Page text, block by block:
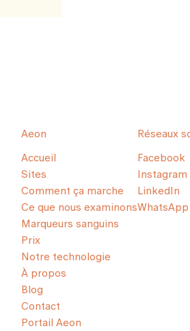
Aeon
Accueil
Sites
Comment ça marche
Ce que nous examinons
Marqueurs sanguins
Prix
Notre technologie
À propos
Blog
Contact
Portail Aeon
Réseaux
Facebook
Instagram
LinkedIn
WhatsApp